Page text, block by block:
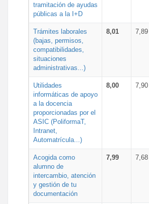
tramitación de ayudas
públicas a la I+D
Trámites laborales
(bajas, permisos,
compatibilidades,
situaciones
administrativas...)
8,01 7,89
Utilidades
informáticas de apoyo
a la docencia
proporcionadas por el
ASIC (PoliformaT,
Intranet,
Automatrícula...)
8,00 7,90
Acogida como
alumno de
intercambio, atención
y gestión de tu
documentación
7,99 7,68